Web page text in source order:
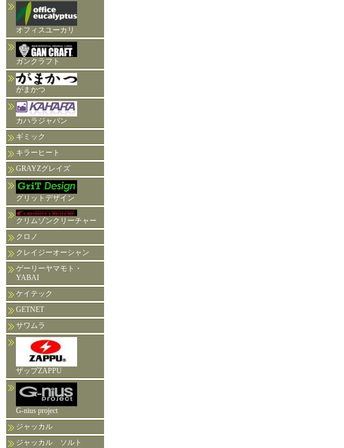
オフィスユーカリ
ガンクラフト
がまかつ
カハラジャパン
ギミック
キラーヒート
GRAYZグレイズ
グリットデザイン
クリムゾンクリーチャー
クロノ
クレイジーオーシャン
ゲーリーヤマモト・
YABAI
ケイテック
GETNET
サワムラ
ザップZAPPU
G-nius project
ジャッカル
ジャッカル ソルト